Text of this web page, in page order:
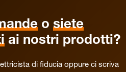
o siete
ai nostri prodotti?
di fiducia oppure ci scriva